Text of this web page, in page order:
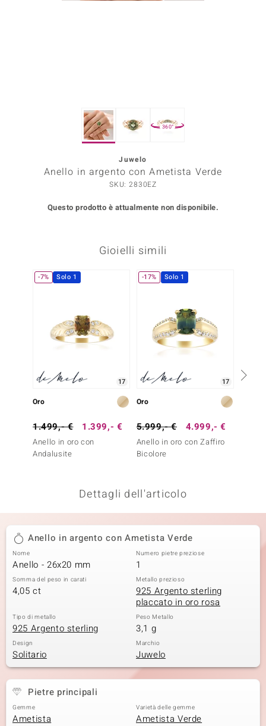
by de Melo
Classics
360°
Juwelo
Anello in argento con Ametista Verde
SKU: 2830EZ
Questo prodotto è attualmente non disponibile.
Gioielli simili
-7% Solo 1
17
Oro
1.499,- € 1.399,- €
Anello in oro con
Andalusite
-17% Solo 1
17
Oro
5.999,- € 4.999,- €
Anello in oro con Zaffiro
Bicolore
Dettagli dell'articolo
Anello in argento con Ametista Verde
Nome
Anello - 26x20 mm
Numero pietre preziose
1
Somma del peso in carati
4,05 ct
Metallo prezioso
925 Argento sterling
placcato in oro rosa
Tipo di metallo
925 Argento sterling
Peso Metallo
3,1 g
Design
Solitario
Marchio
Juwelo
Pietre principali
Gemme
Ametista
Varietà delle gemme
Ametista Verde